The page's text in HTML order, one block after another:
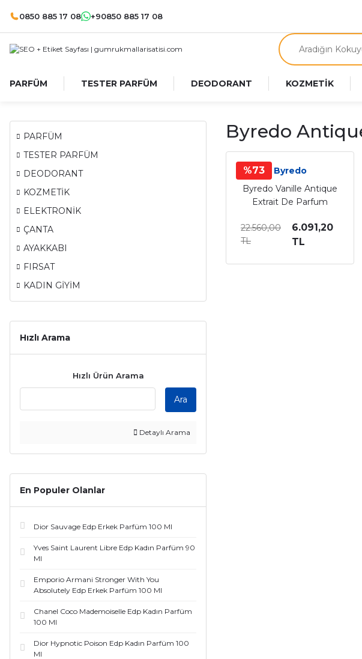
0850 885 17 08 +90850 885 17 08
PARFÜM TESTER PARFÜM DEODORANT KOZMETİK
PARFÜM
TESTER PARFÜM
DEODORANT
KOZMETİK
ELEKTRONİK
ÇANTA
AYAKKABI
FIRSAT
KADIN GİYİM
Hızlı Arama
Hızlı Ürün Arama
Ara
Detaylı Arama
En Populer Olanlar
Dior Sauvage Edp Erkek Parfüm 100 Ml
Yves Saint Laurent Libre Edp Kadın Parfüm 90
Ml
Emporio Armani Stronger With You
Absolutely Edp Erkek Parfüm 100 Ml
Chanel Coco Mademoiselle Edp Kadın Parfüm
100 Ml
Dior Hypnotic Poison Edp Kadın Parfüm 100
Ml
Byredo
%73
Byredo
Byredo Vanille Antique
Extrait De Parfum
22.560,00
TL
6.091,20
TL